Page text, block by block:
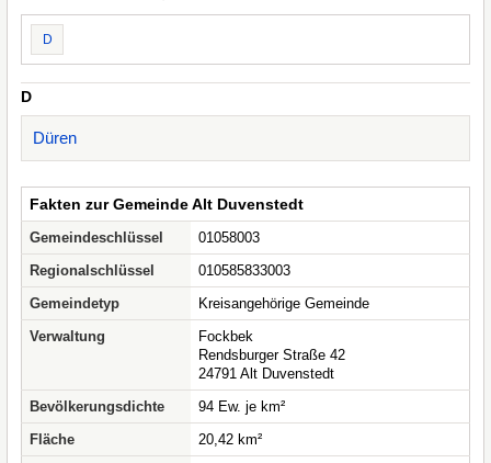
D
D
Düren
Fakten zur Gemeinde Alt Duvenstedt
Gemeindeschlüssel
01058003
Regionalschlüssel
010585833003
Gemeindetyp
Kreisangehörige Gemeinde
Verwaltung
Fockbek
Rendsburger Straße 42
24791 Alt Duvenstedt
Bevölkerungsdichte
94 Ew. je km²
Fläche
20,42 km²